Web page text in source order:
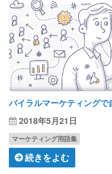
バイラルマーケティングで
2018年5月21日
マーケティング用語集
続きをよむ